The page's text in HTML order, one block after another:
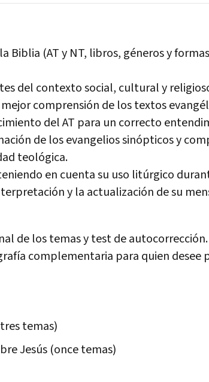
los
de
los
tres
ciclos
Módulo
1
Biblia (AT y NT, libros, géneros y
del contexto social, cultural y
comprensión de los textos
del AT para un correcto
de los evangelios sinópticos y
teológica.
en cuenta su uso litúrgico
y la actualización de su
de los temas y test de autocorrección.
complementaria para quien desee
temas)
Jesús (once temas)